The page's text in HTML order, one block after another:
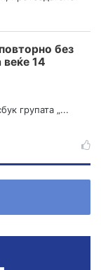
без
веќе 14
групата „...